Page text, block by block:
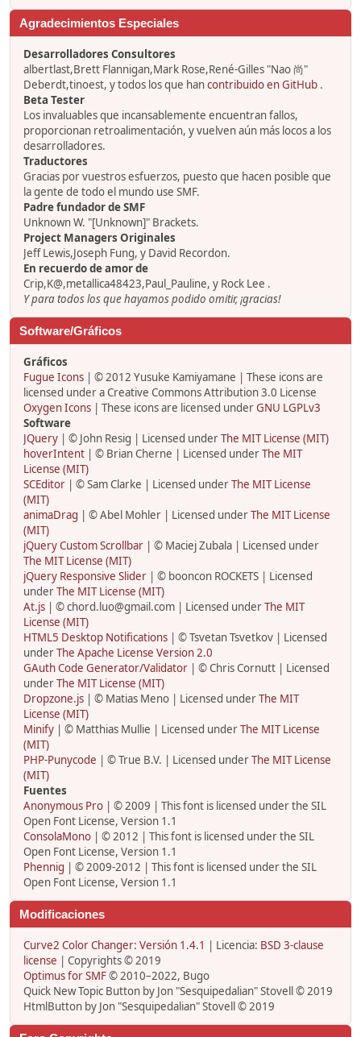
Agradecimientos Especiales
Desarrolladores Consultores
albertlast,Brett Flannigan,Mark Rose,René-Gilles "Nao 尚"
Deberdt,tinoest, y todos los que hancontribuido en GitHub .
Beta Tester
Los invaluables que incansablemente encuentran fallos,
proporcionan retroalimentación, y vuelven aún más locos a los
desarrolladores.
Traductores
Gracias por vuestros esfuerzos, puesto que hacen posible que
la gente de todo el mundo use SMF.
Padre fundador de SMF
Unknown W. "[Unknown]" Brackets.
Project Managers Originales
Jeff Lewis,Joseph Fung, y David Recordon.
En recuerdo de amor de
Crip,K@,metallica48423,Paul_Pauline, y Rock Lee .
Y para todos los que hayamos podido omitir, ¡gracias!
Software/Gráficos
Gráficos
Fugue Icons | © 2012 Yusuke Kamiyamane | These icons are
licensed under a Creative Commons Attribution 3.0 License
Oxygen Icons | These icons are licensed underGNU LGPLv3
Software
JQuery | © John Resig | Licensed underThe MIT License (MIT)
hoverIntent | © Brian Cherne | Licensed underThe MIT
License (MIT)
SCEditor | © Sam Clarke | Licensed underThe MIT License
(MIT)
animaDrag | © Abel Mohler | Licensed underThe MIT License
(MIT)
jQuery Custom Scrollbar | © Maciej Zubala | Licensed under
The MIT License (MIT)
jQuery Responsive Slider | © booncon ROCKETS | Licensed
underThe MIT License (MIT)
At.js | © chord.luo@gmail.com | Licensed underThe MIT
License (MIT)
HTML5 Desktop Notifications | © Tsvetan Tsvetkov | Licensed
underThe Apache License Version 2.0
GAuth Code Generator/Validator | © Chris Cornutt | Licensed
underThe MIT License (MIT)
Dropzone.js | © Matias Meno | Licensed underThe MIT
License (MIT)
Minify | © Matthias Mullie | Licensed underThe MIT License
(MIT)
PHP-Punycode | © True B.V. | Licensed underThe MIT License
(MIT)
Fuentes
Anonymous Pro | © 2009 | This font is licensed under the SIL
Open Font License, Version 1.1
ConsolaMono | © 2012 | This font is licensed under the SIL
Open Font License, Version 1.1
Phennig | © 2009-2012 | This font is licensed under the SIL
Open Font License, Version 1.1
Modificaciones
Curve2 Color Changer: Versión 1.4.1 | Licencia: BSD 3-clause
license | Copyrights © 2019
Optimus for SMF© 2010–2022, Bugo
Quick New Topic Button by Jon "Sesquipedalian" Stovell © 2019
HtmlButton by Jon "Sesquipedalian" Stovell © 2019